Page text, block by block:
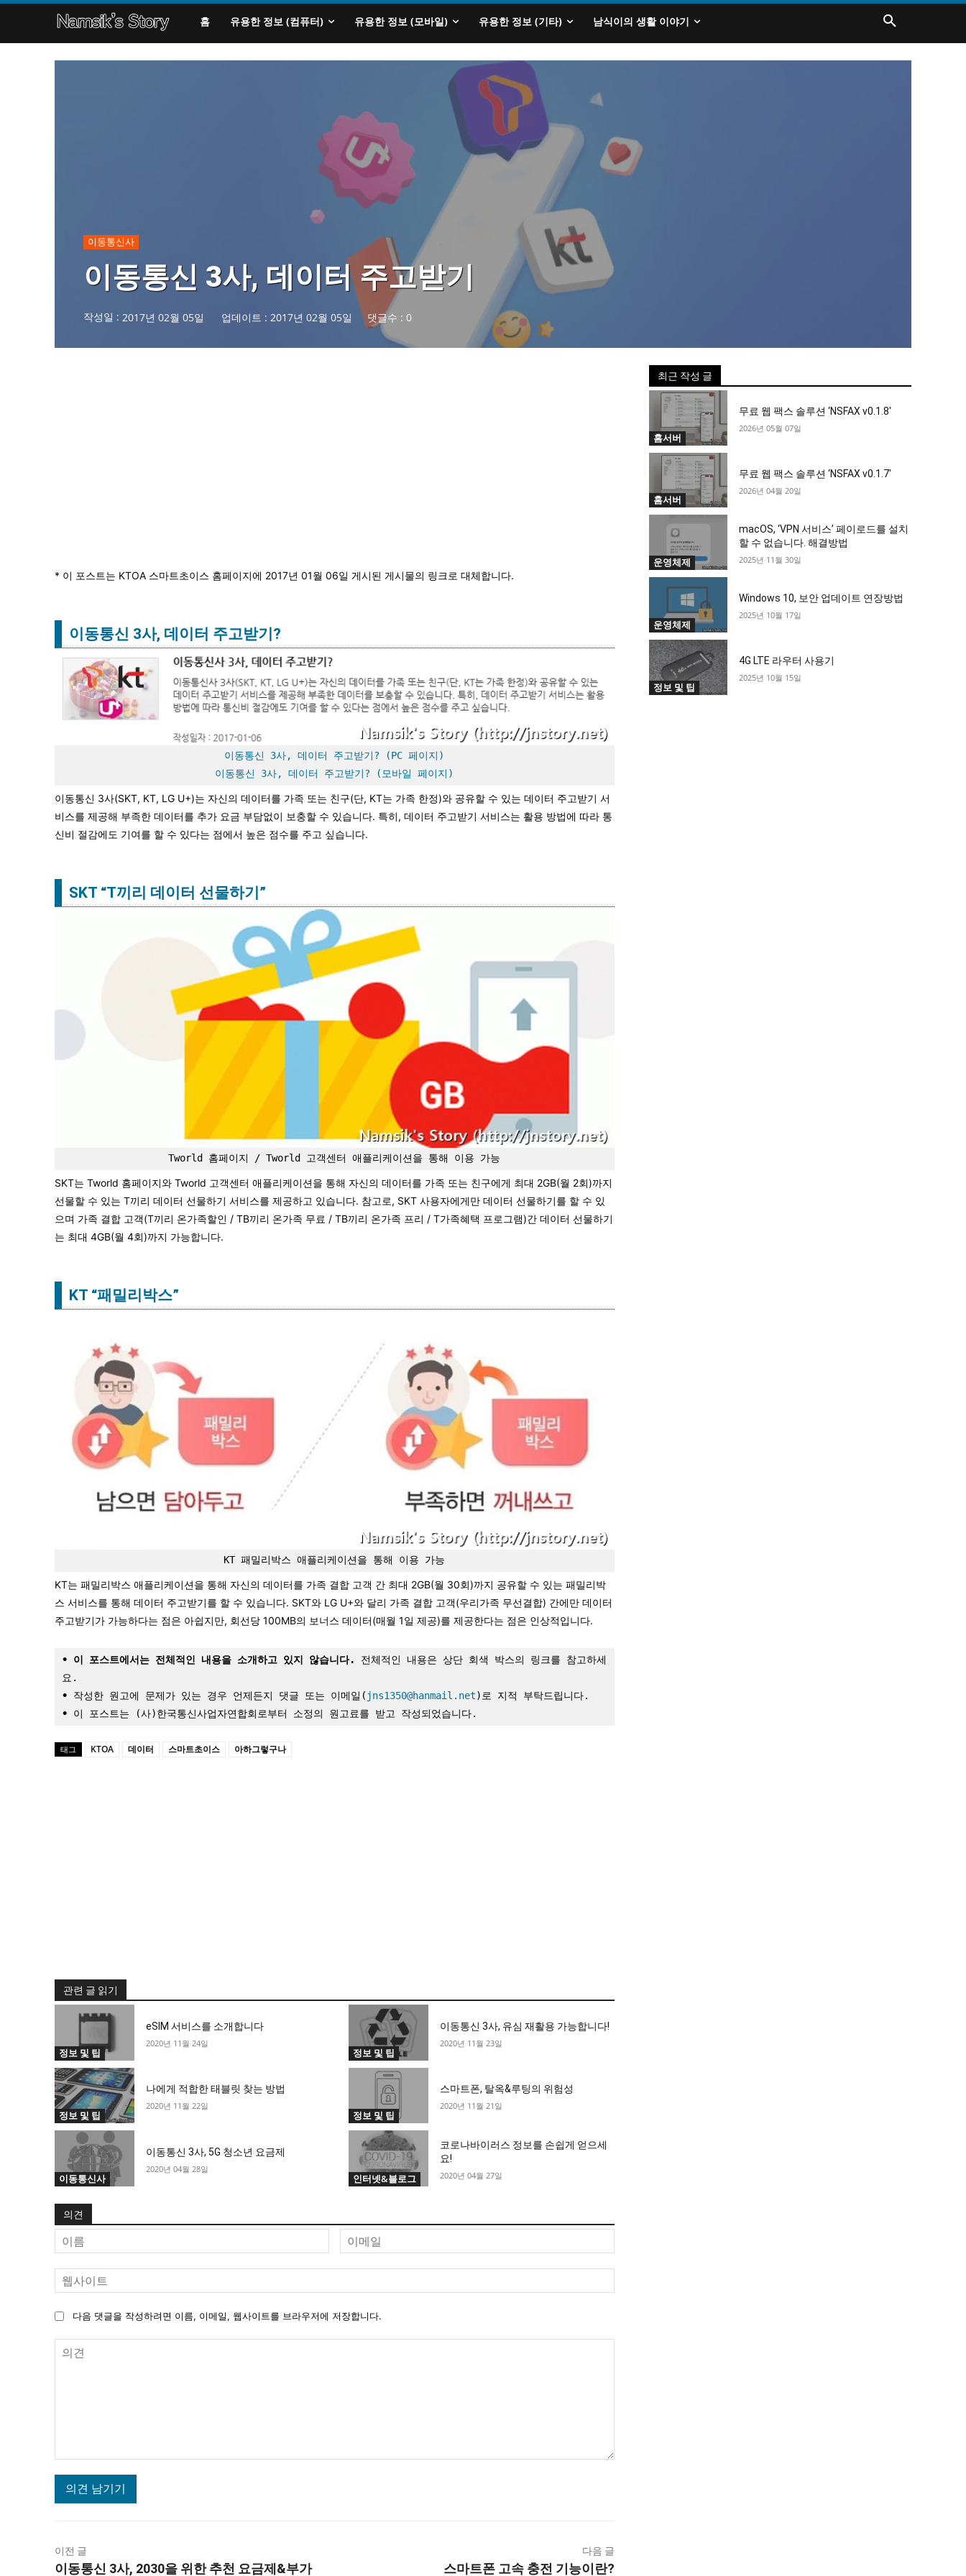
홈 유용한 정보 (컴퓨터) 유용한 정보 (모바일) 유용한 정보 (기타) 남식이의 생활 이야기
이동통신사
이동통신 3사, 데이터 주고받기
작성일 : 2017년 02월 05일 업데이트 : 2017년 02월 05일 댓글수 : 0
* 이 포스트는 KTOA 스마트초이스 홈페이지에 2017년 01월 06일 게시된 게시물의 링크로 대체합니다.
이동통신 3사, 데이터 주고받기?
이동통신 3사, 데이터 주고받기? (PC 페이지)
이동통신 3사, 데이터 주고받기? (모바일 페이지)
이동통신 3사(SKT, KT, LG U+)는 자신의 데이터를 가족 또는 친구(단, KT는 가족 한정)와 공유할 수 있는 데이터 주고받기 서
비스를 제공해 부족한 데이터를 추가 요금 부담없이 보충할 수 있습니다. 특히, 데이터 주고받기 서비스는 활용 방법에 따라 통
신비 절감에도 기여를 할 수 있다는 점에서 높은 점수를 주고 싶습니다.
SKT “T끼리 데이터 선물하기”
Tworld 홈페이지 / Tworld 고객센터 애플리케이션을 통해 이용 가능
SKT는 Tworld 홈페이지와 Tworld 고객센터 애플리케이션을 통해 자신의 데이터를 가족 또는 친구에게 최대 2GB(월 2회)까지
선물할 수 있는 T끼리 데이터 선물하기 서비스를 제공하고 있습니다. 참고로, SKT 사용자에게만 데이터 선물하기를 할 수 있
으며 가족 결합 고객(T끼리 온가족할인 / TB끼리 온가족 무료 / TB끼리 온가족 프리 / T가족혜택 프로그램)간 데이터 선물하기
는 최대 4GB(월 4회)까지 가능합니다.
KT “패밀리박스”
KT 패밀리박스 애플리케이션을 통해 이용 가능
KT는 패밀리박스 애플리케이션을 통해 자신의 데이터를 가족 결합 고객 간 최대 2GB(월 30회)까지 공유할 수 있는 패밀리박
스 서비스를 통해 데이터 주고받기를 할 수 있습니다. SKT와 LG U+와 달리 가족 결합 고객(우리가족 무선결합) 간에만 데이터
주고받기가 가능하다는 점은 아쉽지만, 회선당 100MB의 보너스 데이터(매월 1일 제공)를 제공한다는 점은 인상적입니다.
• 이 포스트에서는 전체적인 내용을 소개하고 있지 않습니다.
전체적인 내용은 상단 회색 박스의 링크를 참고하세
요.
• 작성한 원고에 문제가 있는 경우 언제든지 댓글 또는 이메일( jns1350@hanmail.net)로 지적 부탁드립니다.
• 이 포스트는 (사)한국통신사업자연합회로부터 소정의 원고료를 받고 작성되었습니다.
태그 KTOA 데이터 스마트초이스 아하그렇구나
관련 글 읽기
정보 및 팁
eSIM 서비스를 소개합니다
2020년 11월 24일
정보 및 팁
이동통신 3사, 유심 재활용 가능합니다!
2020년 11월 23일
정보 및 팁
나에게 적합한 태블릿 찾는 방법
2020년 11월 22일
정보 및 팁
스마트폰, 탈옥&루팅의 위험성
2020년 11월 21일
이동통신사
이동통신 3사, 5G 청소년 요금제
2020년 04월 28일
인터넷&블로그
코로나바이러스 정보를 손쉽게 얻으세
요!
2020년 04월 27일
의견
름
메
일
사
다음 댓글을 작성하려면 이름, 이메일, 웹사이트를 브라우저에 저장합니다.
이전 글
이동통신 3사, 2030을 위한 추천 요금제&부가
다음 글
스마트폰 고속 충전 기능이란?
최근 작성 글
홈서버
무료 웹 팩스 솔루션 ‘NSFAX v0.1.8′
2026년 05월 07일
홈서버
무료 웹 팩스 솔루션 ‘NSFAX v0.1.7′
2026년 04월 20일
운영체제
macOS, ‘VPN 서비스’ 페이로드를 설치
할 수 없습니다. 해결방법
2025년 11월 30일
운영체제
Windows 10, 보안 업데이트 연장방법
2025년 10월 17일
정보 및 팁
4G LTE 라우터 사용기
2025년 10월 15일